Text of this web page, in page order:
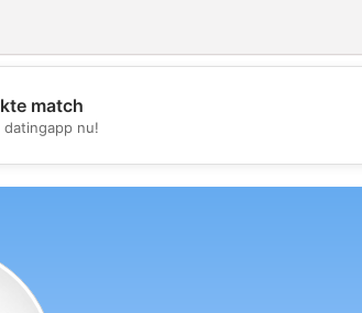
match
nu!